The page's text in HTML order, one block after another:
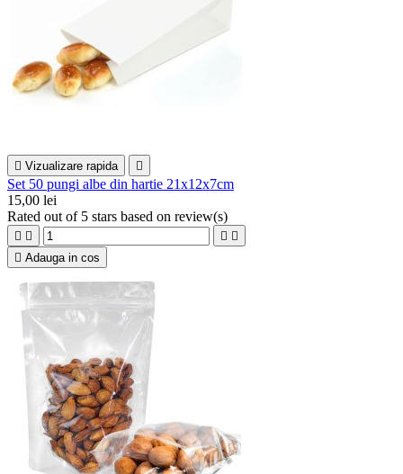
 Vizualizare rapida 
Set 50 pungi albe din hartie 21x12x7cm
15,00 lei
Rated out of 5 stars based on review(s)
   
 Adauga in cos